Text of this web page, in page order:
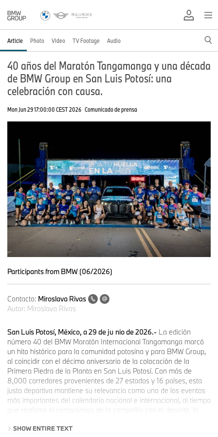
Article Photo Video TV Footage Audio
40 años del Maratón Tangamanga y una década
de BMW Group en San Luis Potosí: una
celebración con causa.
Mon Jun 29 17:00:00 CEST 2026 Comunicado de prensa
Participants from BMW (06/2026)
Contacto: Miroslava Rivas
Autor: Miroslava Rivas
San Luis Potosí, México, a 29 de ju nio de 2026.- La edición
número 40 del BMW Maratón Internacional Tangamanga marcó
un hito histórico para la comunidad potosina y para BMW Group,
al coincidir con el décimo aniversario de la colocación de la
Primera Piedra de la Planta en San Luis Potosí. Con más de
8,000 corredores provenientes de 27 estados y 16 países, esta
justa deportiva mantiene su relevancia como uno de los eventos
más importantes del calendario nacional e internacional, al tiempo
que reafirma el compromiso de la compañía con el deporte, la
SHOW ENTIRE TEXT